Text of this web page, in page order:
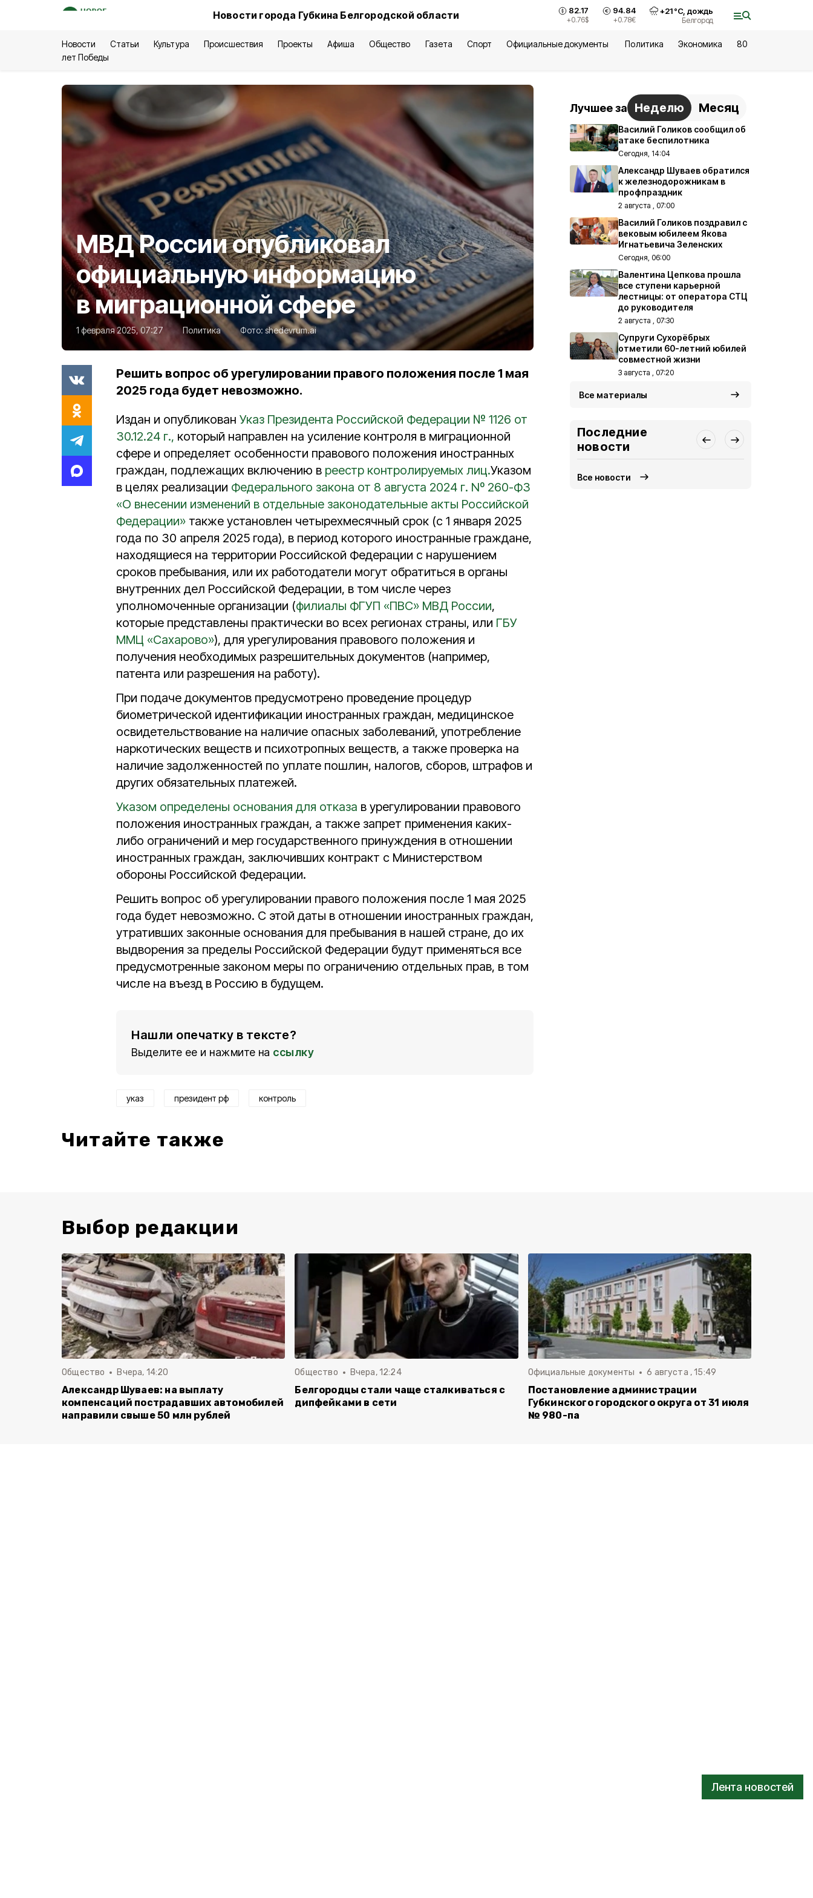
Новости города Губкина Белгородской области 82.17
+0.76$
94.84
+0.78€
+21°С, дождь
Белгород
Новости Статьи Культура Происшествия Проекты Афиша Общество Газета Спорт Официальные документы Политика Экономика
80
лет Победы
Лента новостей
МВД России опубликовал
официальную информацию
в миграционной сфере
1 февраля 2025, 07:27 Политика Фото: shedevrum.ai
Решить вопрос об урегулировании правого положения после 1 мая
2025 года будет невозможно.
Издан и опубликован Указ Президента Российской Федерации № 1126 от
30.12.24 г., который направлен на усиление контроля в миграционной
сфере и определяет особенности правового положения иностранных
граждан, подлежащих включению в реестр контролируемых лиц.Указом
в целях реализации Федерального закона от 8 августа 2024 г. Nº 260-Ф3
«О внесении изменений в отдельные законодательные акты Российской
Федерации» также установлен четырехмесячный срок (с 1 января 2025
года по 30 апреля 2025 года), в период которого иностранные граждане,
находящиеся на территории Российской Федерации с нарушением
сроков пребывания, или их работодатели могут обратиться в органы
внутренних дел Российской Федерации, в том числе через
уполномоченные организации (филиалы ФГУП «ПВС» МВД России,
которые представлены практически во всех регионах страны, или ГБУ
ММЦ «Сахарово»), для урегулирования правового положения и
получения необходимых разрешительных документов (например,
патента или разрешения на работу).
При подаче документов предусмотрено проведение процедур
биометрической идентификации иностранных граждан, медицинское
освидетельствование на наличие опасных заболеваний, употребление
наркотических веществ и психотропных веществ, а также проверка на
наличие задолженностей по уплате пошлин, налогов, сборов, штрафов и
других обязательных платежей.
Указом определены основания для отказа в урегулировании правового
положения иностранных граждан, а также запрет применения каких-
либо ограничений и мер государственного принуждения в отношении
иностранных граждан, заключивших контракт с Министерством
обороны Российской Федерации.
Решить вопрос об урегулировании правого положения после 1 мая 2025
года будет невозможно. С этой даты в отношении иностранных граждан,
утративших законные основания для пребывания в нашей стране, до их
выдворения за пределы Российской Федерации будут применяться все
предусмотренные законом меры по ограничению отдельных прав, в том
числе на въезд в Россию в будущем.
Нашли опечатку в тексте?
Выделите ее и нажмите на ссылку
указ президент рф контроль
Читайте также
Лучшее за Неделю Месяц
Василий Голиков сообщил об
атаке беспилотника
Сегодня, 14:04
Александр Шуваев обратился
к железнодорожникам в
профпраздник
2 августа , 07:00
Василий Голиков поздравил с
вековым юбилеем Якова
Игнатьевича Зеленских
Сегодня, 06:00
Валентина Цепкова прошла
все ступени карьерной
лестницы: от оператора СТЦ
до руководителя
2 августа , 07:30
Супруги Сухорёбрых
отметили 60-летний юбилей
совместной жизни
3 августа , 07:20
Все материалы
Последние
новости
Все новости
Выбор редакции
Общество Вчера, 14:20
Александр Шуваев: на выплату
компенсаций пострадавших автомобилей
направили свыше 50 млн рублей
Общество Вчера, 12:24
Белгородцы стали чаще сталкиваться с
дипфейками в сети
Официальные документы 6 августа , 15:49
Постановление администрации
Губкинского городского округа от 31 июля
№ 980-па